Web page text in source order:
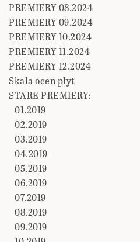
PREMIERY 08.2024
PREMIERY 09.2024
PREMIERY 10.2024
PREMIERY 11.2024
PREMIERY 12.2024
Skala ocen płyt
STARE PREMIERY:
01.2019
02.2019
03.2019
04.2019
05.2019
06.2019
07.2019
08.2019
09.2019